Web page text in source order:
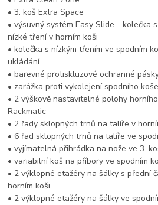
• 3. koš Extra Space
• výsuvný systém Easy Slide - kolečka
nízké tření v horním koši
• kolečka s nízkým třením ve spodním
ukládání
• barevné protiskluzové ochranné
• zarážka proti vykolejení spodního koše
• 2 výškově nastavitelné polohy
Rackmatic
• 2 řady sklopných trnů na talíře v
• 6 řad sklopných trnů na talíře ve
• vyjímatelná přihrádka na nože ve 3.
• variabilní koš na příbory ve spodním
• 2 výklopné etažéry na šálky s přední
horním koši
• 2 výklopné etažéry na šálky ve